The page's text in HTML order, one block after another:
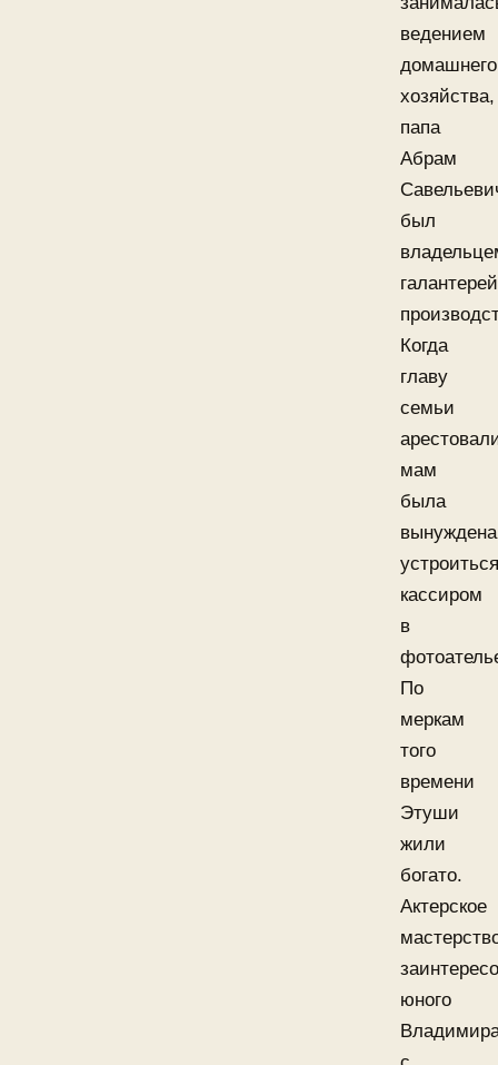
ведением
домашнего
хозяйства,
папа
Абрам
был
Когда
главу
семьи
мам
была
вынуждена
устроиться
кассиром
в
По
меркам
того
времени
Этуши
жили
богато.
Актерское
юного